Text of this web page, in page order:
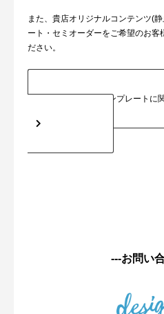
また、貴店オリジナルコンテンツ(
ート・セミオーダーをご希望のお客
ださい。
テンプレートに
---お問い